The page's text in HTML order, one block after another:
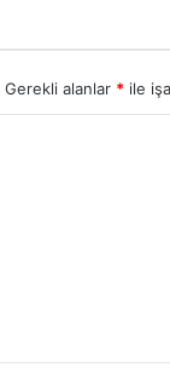
Gerekli alanlar * ile